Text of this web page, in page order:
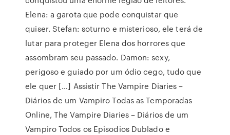
Elena: a garota que pode conquistar que
quiser. Stefan: soturno e misterioso, ele terá de
lutar para proteger Elena dos horrores que
assombram seu passado. Damon: sexy,
perigoso e guiado por um ódio cego, tudo que
ele quer […] Assistir The Vampire Diaries –
Diários de um Vampiro Todas as Temporadas
Online, The Vampire Diaries – Diários de um
Vampiro Todos os Episodios Dublado e